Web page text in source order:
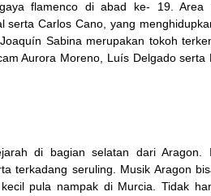
flamenco di abad ke- 19. Area
Carlos Cano, yang
Sabina merupakan tokoh
Aurora Moreno, Luís Delgado serta
di bagian selatan dari Aragon.
terkadang seruling. Musik Aragon
pula nampak di Murcia. Tidak